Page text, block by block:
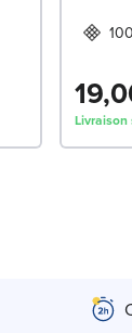
Livraison